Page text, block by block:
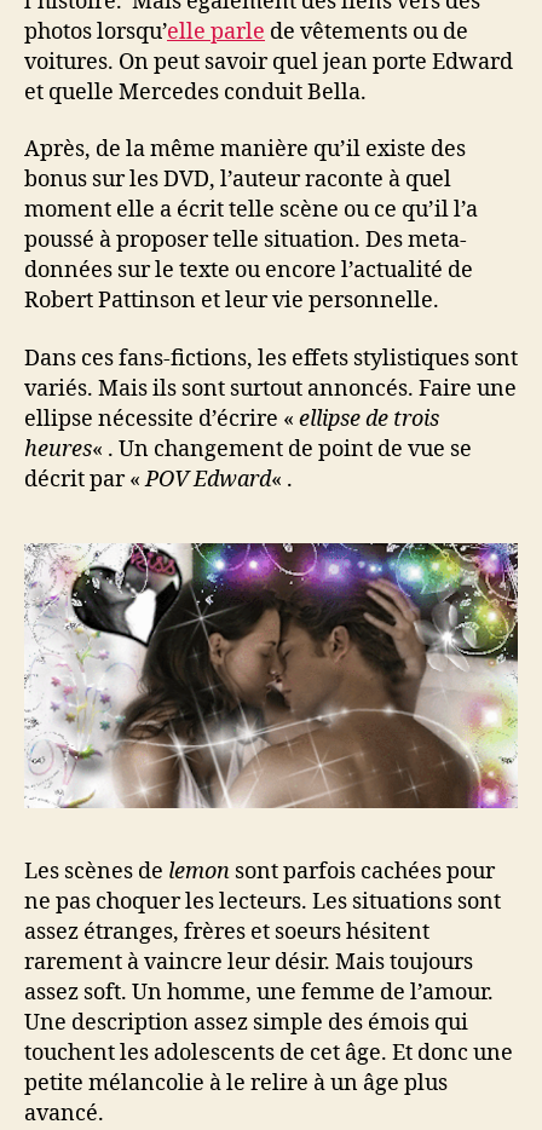
photos lorsqu’elle parle de vêtements ou de
voitures. On peut savoir quel jean porte Edward
et quelle Mercedes conduit Bella.
Après, de la même manière qu’il existe des
bonus sur les DVD, l’auteur raconte à quel
moment elle a écrit telle scène ou ce qu’il l’a
poussé à proposer telle situation. Des meta-
données sur le texte ou encore l’actualité de
Robert Pattinson et leur vie personnelle.
Dans ces fans-fictions, les effets stylistiques sont
variés. Mais ils sont surtout annoncés. Faire une
ellipse nécessite d’écrire « ellipse de trois
heures« . Un changement de point de vue se
décrit par «POV Edward« .
Les scènes de lemon sont parfois cachées pour
ne pas choquer les lecteurs. Les situations sont
assez étranges, frères et soeurs hésitent
rarement à vaincre leur désir. Mais toujours
assez soft. Un homme, une femme de l’amour.
Une description assez simple des émois qui
touchent les adolescents de cet âge. Et donc une
petite mélancolie à le relire à un âge plus
avancé.